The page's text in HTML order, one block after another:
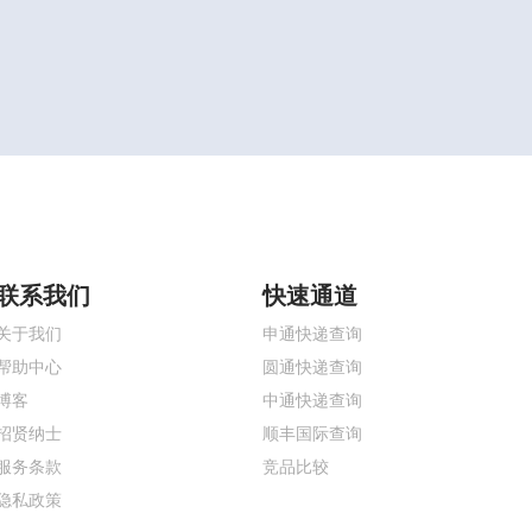
系我们
于我们
助中心
客
贤纳士
务条款
私政策
快速通道
申通快递查询
圆通快递查询
中通快递查询
顺丰国际查询
竞品比较